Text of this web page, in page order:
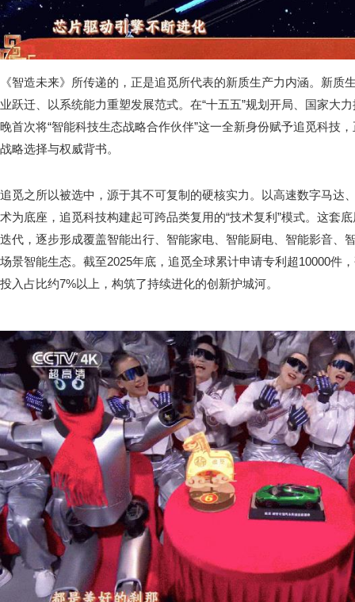
《智造未来》所传递的，正是追觅所代表的新质生产力内涵。新质
业跃迁、以系统能力重塑发展范式。在“十五五”规划开局、国家大
晚首次将“智能科技生态战略合作伙伴”这一全新身份赋予追觅科技
战略选择与权威背书。
追觅之所以被选中，源于其不可复制的硬核实力。以高速数字马达
术为底座，追觅科技构建起可跨品类复用的“技术复利”模式。这套
迭代，逐步形成覆盖智能出行、智能家电、智能厨电、智能影音、
场景智能生态。截至2025年底，追觅全球累计申请专利超10000件
投入占比约7%以上，构筑了持续进化的创新护城河。